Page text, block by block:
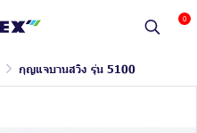
0
กุญแจบานสวิง รุ่น 5100